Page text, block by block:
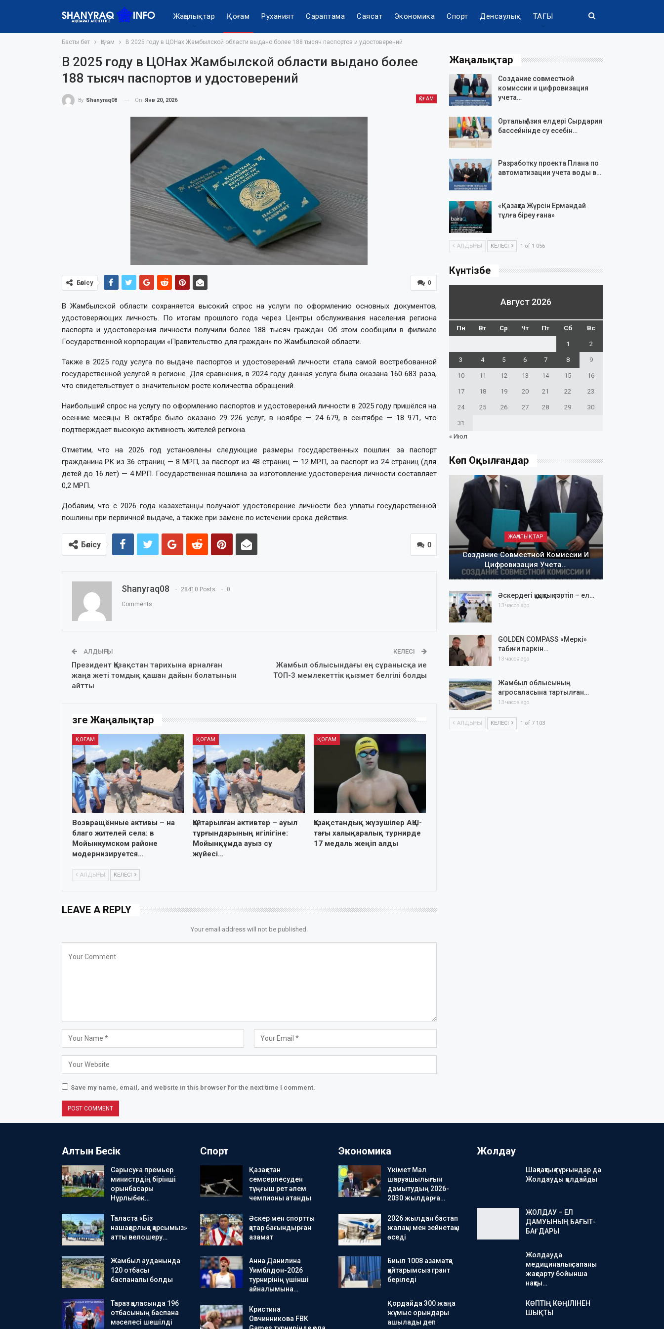
Жаңалықтар Қоғам Руханият Сараптама Саясат Экономика Спорт Денсаулық ТАҒЫ
Басты бет Қоғам В 2025 году в ЦОНах Жамбылской области выдано более 188 тысяч паспортов и удостоверений
В 2025 году в ЦОНах Жамбылской области выдано более
188 тысяч паспортов и удостоверений
ҚОҒАМ
By Shanyraq08 On Янв 20, 2026
0
Бөлісу
В Жамбылской области сохраняется высокий спрос на услуги по оформлению основных документов,
удостоверяющих личность. По итогам прошлого года через Центры обслуживания населения региона
паспорта и удостоверения личности получили более 188 тысяч граждан. Об этом сообщили в филиале
Государственной корпорации «Правительство для граждан» по Жамбылской области.
Также в 2025 году услуга по выдаче паспортов и удостоверений личности стала самой востребованной
государственной услугой в регионе. Для сравнения, в 2024 году данная услуга была оказана 160 683 раза,
что свидетельствует о значительном росте количества обращений.
Наибольший спрос на услугу по оформлению паспортов и удостоверений личности в 2025 году пришёлся на
осенние месяцы. В октябре было оказано 29 226 услуг, в ноябре — 24 679, в сентябре — 18 971, что
подтверждает высокую активность жителей региона.
Отметим, что на 2026 год установлены следующие размеры государственных пошлин: за паспорт
гражданина РК из 36 страниц — 8 МРП, за паспорт из 48 страниц — 12 МРП, за паспорт из 24 страниц (для
детей до 16 лет) — 4 МРП. Государственная пошлина за изготовление удостоверения личности составляет
0,2 МРП.
Добавим, что с 2026 года казахстанцы получают удостоверение личности без уплаты государственной
пошлины при первичной выдаче, а также при замене по истечении срока действия.
0
Бөлісу
Shanyraq08 28410 Posts 0
Comments
АЛДЫҢҒЫ
Президент Қазақстан тарихына арналған
жаңа жеті томдық қашан дайын болатынын
айтты
КЕЛЕСІ
Жамбыл облысындағы ең сұранысқа ие
ТОП-3 мемлекеттік қызмет белгілі болды
Өзге Жаңалықтар
ҚОҒАМ
Возвращённые активы – на
благо жителей села: в
Мойынкумском районе
модернизируется…
ҚОҒАМ
Қайтарылған активтер – ауыл
тұрғындарының игілігіне:
Мойынқұмда ауыз су
жүйесі…
ҚОҒАМ
Қазақстандық жүзушілер АҚШ-
тағы халықаралық турнирде
17 медаль жеңіп алды
АЛДЫҢҒЫ КЕЛЕСІ
LEAVE A REPLY
Your email address will not be published.
Save my name, email, and website in this browser for the next time I comment.
Жаңалықтар
Создание совместной
комиссии и цифровизация
учета…
Орталық Азия елдері Сырдария
бассейнінде су есебін…
Разработку проекта Плана по
автоматизации учета воды в…
«Қазақта Жүрсін Ермандай
тұлға біреу ғана»
АЛДЫҢҒЫ КЕЛЕСІ 1 of 1 056
Күнтізбе
Август 2026
Пн Вт Ср Чт Пт Сб Вс
1 2
3 4 5 6 7 8 9
10 11 12 13 14 15 16
17 18 19 20 21 22 23
24 25 26 27 28 29 30
31
« Июл
Көп Оқылғандар
ЖАҢАЛЫҚТАР
Создание Совместной Комиссии И
Цифровизация Учета…
Әскердегі құқықтық тәртіп – ел…
13 часов ago
GOLDEN COMPASS «Меркі»
табиғи паркін…
13 часов ago
Жамбыл облысының
агросаласына тартылған…
13 часов ago
АЛДЫҢҒЫ КЕЛЕСІ 1 of 7 103
Алтын Бесік
Сарысуға премьер
министрдің бірінші
орынбасары
Нұрлыбек…
Таласта «Біз
нашақорлыққа қарсымыз»
атты велошеру…
Жамбыл ауданында
120 отбасы
баспаналы болды
Тараз қаласында 196
отбасының баспана
мәселесі шешілді
Спорт
Қазақстан
семсерлесуден
тұңғыш рет әлем
чемпионы атанды
Әскер мен спортты
қатар бағындырған
азамат
Анна Данилина
Уимблдон-2026
турнирінің үшінші
айналымына…
Кристина
Овчинникова FBK
Экономика
Үкімет Мал
шаруашылығын
дамытудың 2026-
2030 жылдарға…
2026 жылдан бастап
жалақы мен зейнетақы
өседі
Биыл 1008 азаматқа
қайтарымсыз грант
беріледі
Қордайда 300 жаңа
жұмыс орындары
ашылады деп
Жолдау
Шақпақтық тұрғындар да
Жолдауды қолдайды
ЖОЛДАУ – ЕЛ
ДАМУЫНЫҢ БАҒЫТ-
БАҒДАРЫ
Жолдауда
медициналық сапаны
жақсарту бойынша
нақты…
КӨПТІҢ КӨҢІЛІНЕН
ШЫҚТЫ